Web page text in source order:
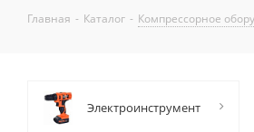
Главная - Каталог - Компрессорное
Электроинструмент